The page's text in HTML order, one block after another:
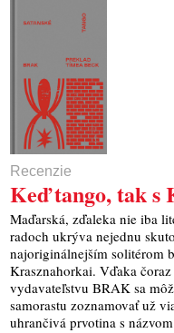
Recenzie
Keď tango, tak s
Maďarská, zďaleka nie iba
radoch ukrýva nejednu
najoriginálnejším solitérom
Krasznahorkai. Vďaka
vydavateľstvu BRAK sa
samorastu zoznamovať už
uhrančivá prvotina s